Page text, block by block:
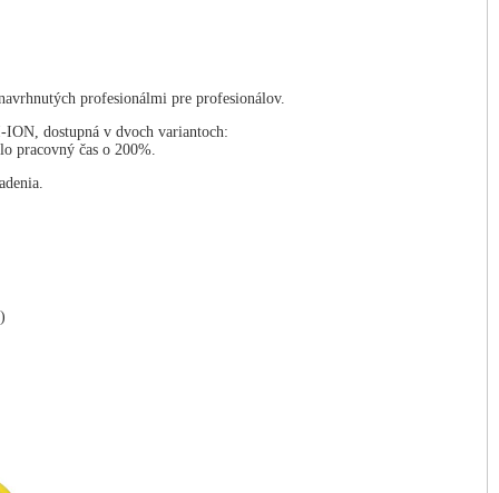
profesionálmi pre profesionálov.
dostupná v dvoch variantoch:
pracovný čas o 200%.